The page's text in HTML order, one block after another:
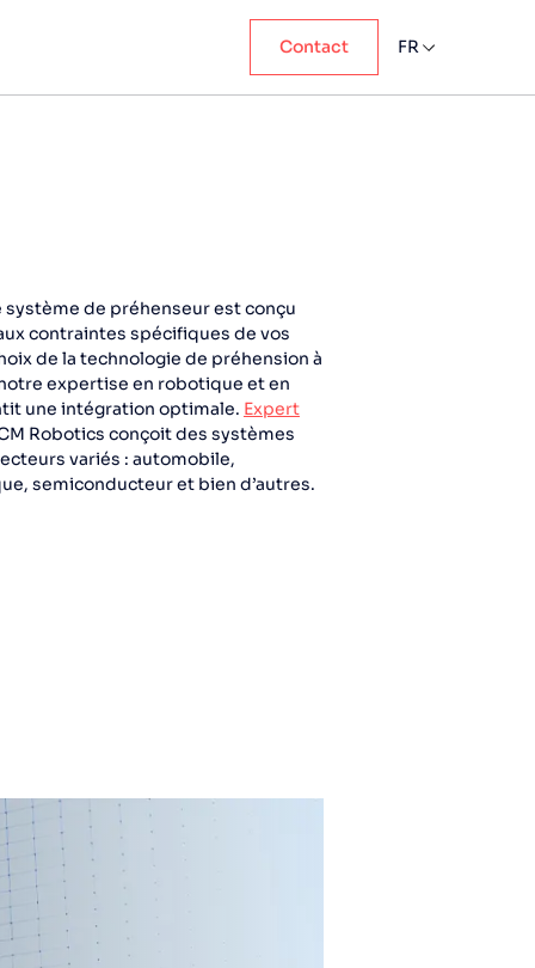
Contact FR
système de préhenseur est conçu
contraintes spécifiques de vos
de la technologie de préhension à
expertise en robotique et en
une intégration optimale. Expert
Robotics conçoit des systèmes
variés : automobile,
semiconducteur et bien d’autres.